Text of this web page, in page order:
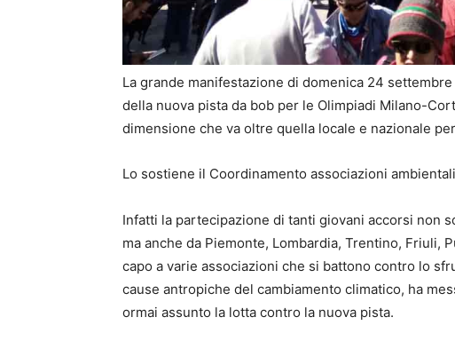
La grande manifestazione di domenica 24
della nuova pista da bob per le Olimpiadi Milano-
dimensione che va oltre quella locale e nazionale
Lo sostiene il Coordinamento associazioni
Infatti la partecipazione di tanti giovani accorsi non
ma anche da Piemonte, Lombardia, Trentino, Friuli,
capo a varie associazioni che si battono contro lo
cause antropiche del cambiamento climatico, ha
ormai assunto la lotta contro la nuova pista.